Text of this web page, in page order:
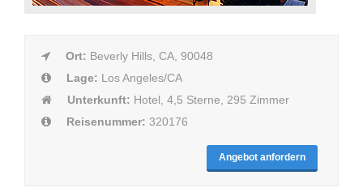
Ort: Beverly Hills, CA, 90048
Lage: Los Angeles/CA
Unterkunft: Hotel, 4,5 Sterne, 295 Zimmer
Reisenummer: 320176
Angebot anfordern